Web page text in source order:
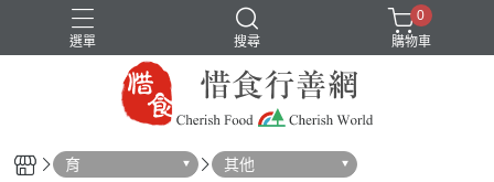
選單 搜尋
0
購物車
育 其他